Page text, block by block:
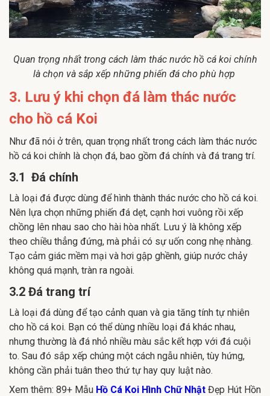
Quan trọng nhất trong cách làm thác nước hồ cá koi chính
là chọn và sắp xếp những phiến đá cho phù hợp
3. Lưu ý khi chọn đá làm thác nước
cho hồ cá Koi
Như đã nói ở trên, quan trọng nhất trong cách làm thác nước
hồ cá koi chính là chọn đá, bao gồm đá chính và đá trang trí.
3.1 Đá chính
Là loại đá được dùng để hình thành thác nước cho hồ cá koi.
Nên lựa chọn những phiến đá dẹt, cạnh hơi vuông rồi xếp
chồng lên nhau sao cho hài hòa nhất. Lưu ý là không xếp
theo chiều thẳng đứng, mà phải có sự uốn cong nhẹ nhàng.
Tạo cảm giác mềm mại và hơi gập ghềnh, giúp nước chảy
không quá mạnh, tràn ra ngoài.
3.2 Đá trang trí
Là loại đá dùng để tạo cảnh quan và gia tăng tính tự nhiên
cho hồ cá koi. Bạn có thể dùng nhiều loại đá khác nhau,
nhưng thường là đá nhỏ nhiều màu sắc kết hợp với đá cuội
to. Sau đó sắp xếp chúng một cách ngẫu nhiên, tùy hứng,
không cần phải tuân theo thứ tự hay quy luật nào.
Xem thêm: 89+ Mẫu Hồ Cá Koi Hình Chữ Nhật Đẹp Hút Hồn